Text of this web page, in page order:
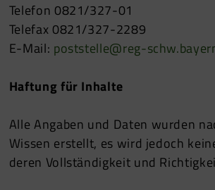
Telefon 0821/327-01
Telefax 0821/327-2289
E-Mail: poststelle@reg-
Haftung für Inhalte
Alle Angaben und Daten wurden
Wissen erstellt, es wird jedoch
deren Vollständigkeit und